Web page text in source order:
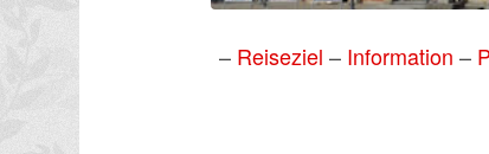
– Reiseziel – Information –